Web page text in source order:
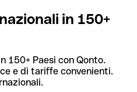
in 150+
150+ Paesi con Qonto.
e di tariffe convenienti.